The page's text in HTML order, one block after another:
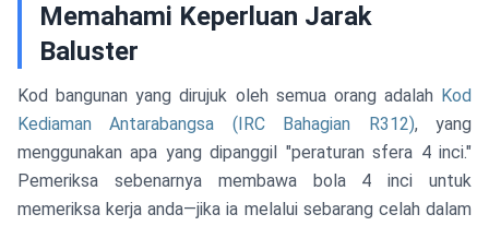
Memahami Keperluan Jarak
Baluster
Kod bangunan yang dirujuk oleh semua orang adalah Kod
Kediaman Antarabangsa (IRC Bahagian R312), yang
menggunakan apa yang dipanggil "peraturan sfera 4 inci."
Pemeriksa sebenarnya membawa bola 4 inci untuk
memeriksa kerja anda—jika ia melalui sebarang celah dalam